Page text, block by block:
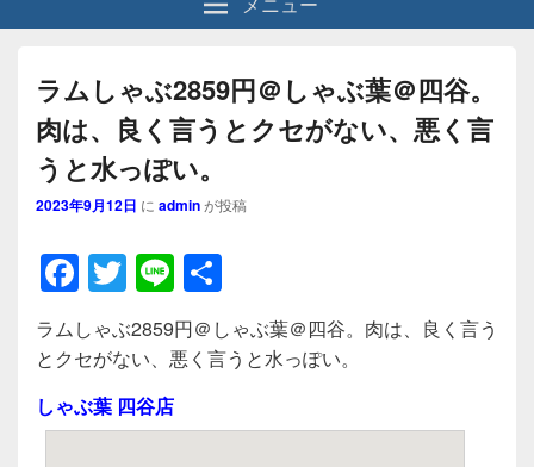
ラムしゃぶ2859円＠しゃぶ葉＠四谷。
肉は、良く言うとクセがない、悪く言
うと水っぽい。
2023年9月12日 に adminが投稿
F
a
c
e
b
T
wi
tt
er
Li
n
e
有
ラムしゃぶ2859円＠しゃぶ葉＠四谷。肉は、良く言う
とクセがない、悪く言うと水っぽい。
しゃぶ葉 四谷店